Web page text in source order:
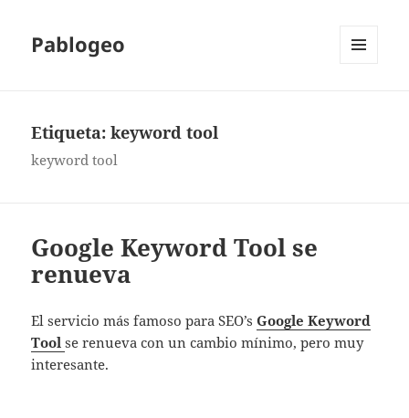
Pablogeo
Etiqueta:keyword tool
keyword tool
Google Keyword Tool se
renueva
El servicio más famoso para SEO’sGoogle Keyword
Tool se renueva con un cambio mínimo, pero muy
interesante.